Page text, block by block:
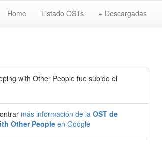
Home Listado OSTs + Descargadas
with Other People fue subido el
más información de la OST de
Other People en Google